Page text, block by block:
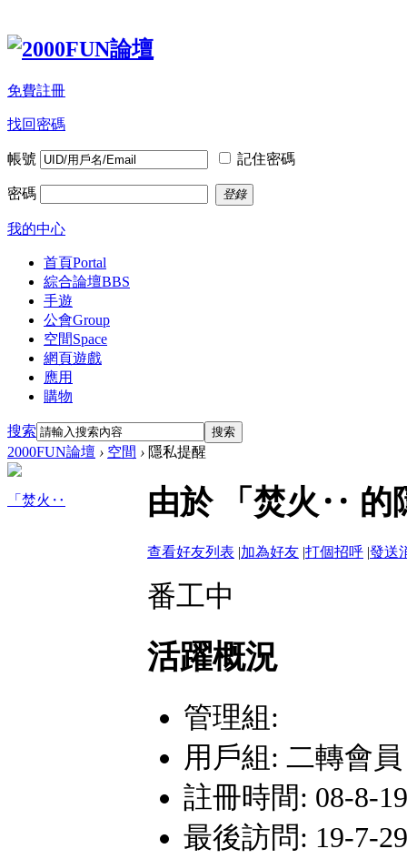
免費註冊
找回密碼
帳號 記住密碼
密碼 登錄
我的中心
首頁Portal
綜合論壇BBS
手遊
公會Group
空間Space
網頁遊戲
應用
購物
搜索 搜索
2000FUN論壇 › 空間 › 隱私提醒
「焚火‥ 由於 「焚火‥ 的
查看好友列表 |加為好友 |打個招呼 |發送
番工中
活躍概況
管理組:
用戶組: 二轉會員
註冊時間: 08-8-
最後訪問: 19-7-